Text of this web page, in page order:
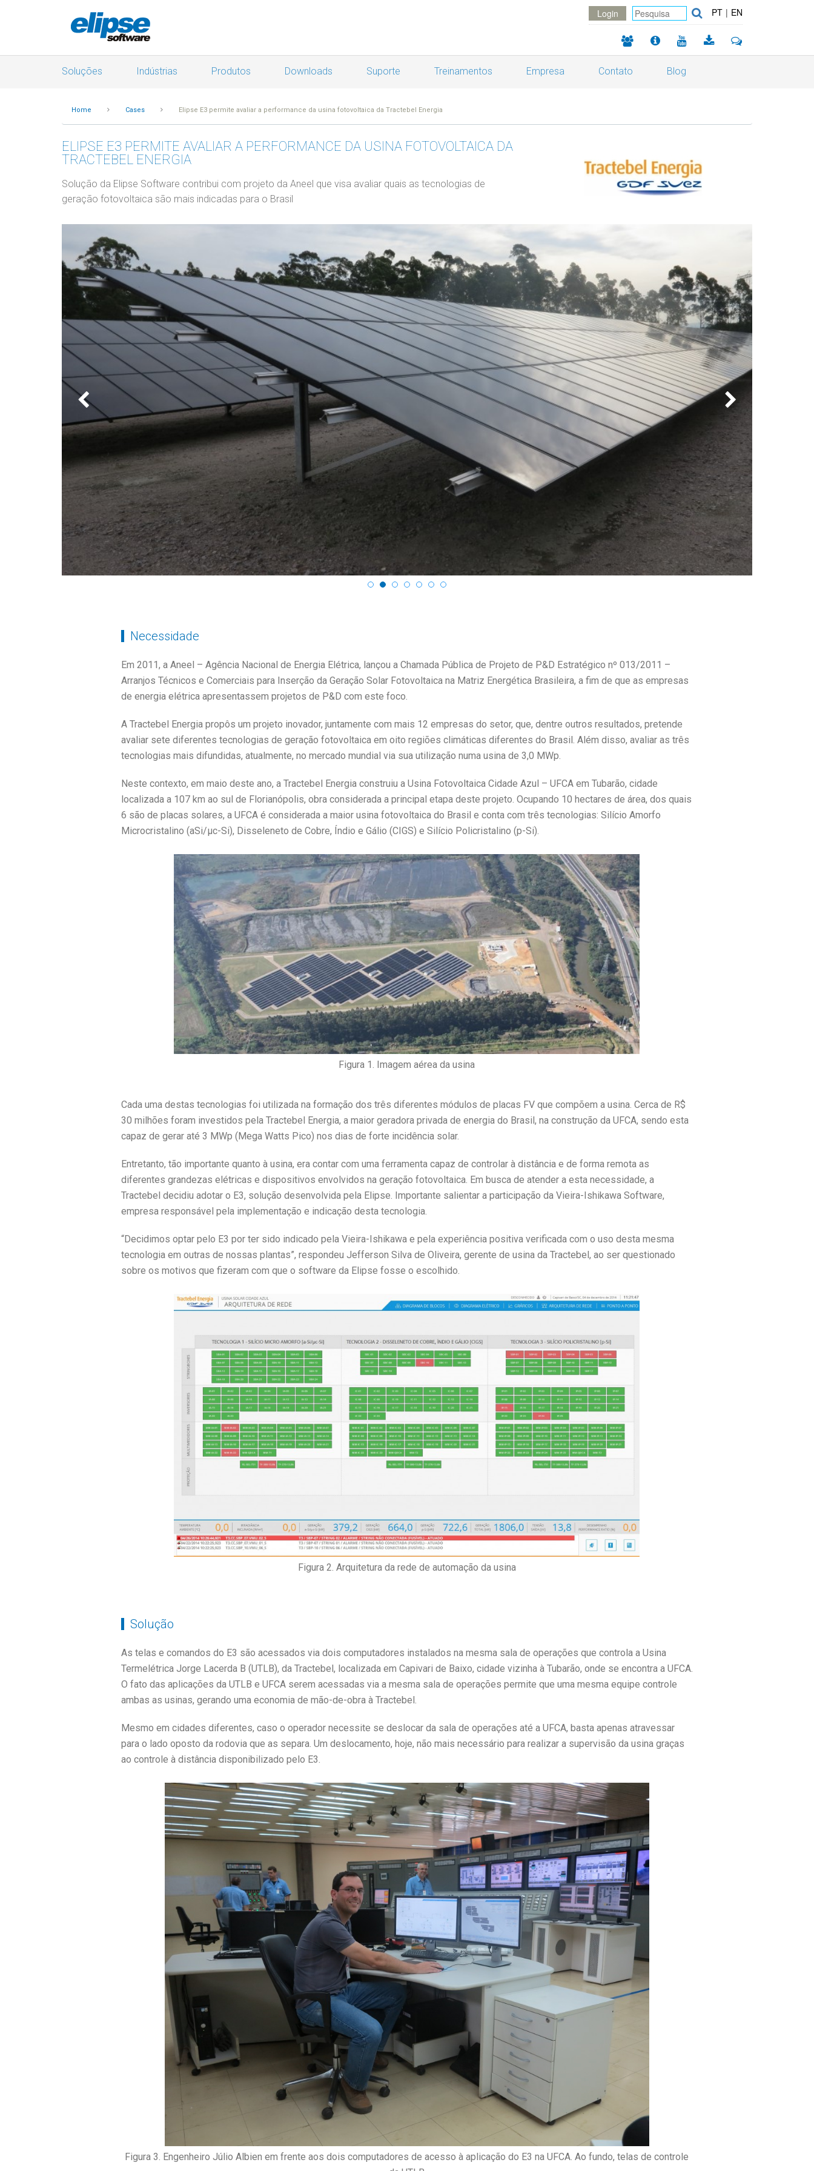
Login PT | EN
Soluções Indústrias Produtos Downloads Suporte Treinamentos Empresa Contato Blog
Home Cases Elipse E3 permite avaliar a performance da usina fotovoltaica da Tractebel Energia
ELIPSE E3 PERMITE AVALIAR A PERFORMANCE DA USINA FOTOVOLTAICA DA
TRACTEBEL ENERGIA
Solução da Elipse Software contribui com projeto da Aneel que visa avaliar quais as tecnologias de
geração fotovoltaica são mais indicadas para o Brasil
Necessidade
Em 2011, a Aneel – Agência Nacional de Energia Elétrica, lançou a Chamada Pública de Projeto de P&D Estratégico nº 013/2011 –
Arranjos Técnicos e Comerciais para Inserção da Geração Solar Fotovoltaica na Matriz Energética Brasileira, a fim de que as empresas
de energia elétrica apresentassem projetos de P&D com este foco.
A Tractebel Energia propôs um projeto inovador, juntamente com mais 12 empresas do setor, que, dentre outros resultados, pretende
avaliar sete diferentes tecnologias de geração fotovoltaica em oito regiões climáticas diferentes do Brasil. Além disso, avaliar as três
tecnologias mais difundidas, atualmente, no mercado mundial via sua utilização numa usina de 3,0 MWp.
Neste contexto, em maio deste ano, a Tractebel Energia construiu a Usina Fotovoltaica Cidade Azul – UFCA em Tubarão, cidade
localizada a 107 km ao sul de Florianópolis, obra considerada a principal etapa deste projeto. Ocupando 10 hectares de área, dos quais
6 são de placas solares, a UFCA é considerada a maior usina fotovoltaica do Brasil e conta com três tecnologias: Silício Amorfo
Microcristalino (aSi/µc-Si), Disseleneto de Cobre, Índio e Gálio (CIGS) e Silício Policristalino (p-Si).
Figura 1. Imagem aérea da usina
Cada uma destas tecnologias foi utilizada na formação dos três diferentes módulos de placas FV que compõem a usina. Cerca de R$
30 milhões foram investidos pela Tractebel Energia, a maior geradora privada de energia do Brasil, na construção da UFCA, sendo esta
capaz de gerar até 3 MWp (Mega Watts Pico) nos dias de forte incidência solar.
Entretanto, tão importante quanto à usina, era contar com uma ferramenta capaz de controlar à distância e de forma remota as
diferentes grandezas elétricas e dispositivos envolvidos na geração fotovoltaica. Em busca de atender a esta necessidade, a
Tractebel decidiu adotar o E3, solução desenvolvida pela Elipse. Importante salientar a participação da Vieira-Ishikawa Software,
empresa responsável pela implementação e indicação desta tecnologia.
“Decidimos optar pelo E3 por ter sido indicado pela Vieira-Ishikawa e pela experiência positiva verificada com o uso desta mesma
tecnologia em outras de nossas plantas”, respondeu Jefferson Silva de Oliveira, gerente de usina da Tractebel, ao ser questionado
sobre os motivos que fizeram com que o software da Elipse fosse o escolhido.
Figura 2. Arquitetura da rede de automação da usina
Solução
As telas e comandos do E3 são acessados via dois computadores instalados na mesma sala de operações que controla a Usina
Termelétrica Jorge Lacerda B (UTLB), da Tractebel, localizada em Capivari de Baixo, cidade vizinha à Tubarão, onde se encontra a UFCA.
O fato das aplicações da UTLB e UFCA serem acessadas via a mesma sala de operações permite que uma mesma equipe controle
ambas as usinas, gerando uma economia de mão-de-obra à Tractebel.
Mesmo em cidades diferentes, caso o operador necessite se deslocar da sala de operações até a UFCA, basta apenas atravessar
para o lado oposto da rodovia que as separa. Um deslocamento, hoje, não mais necessário para realizar a supervisão da usina graças
ao controle à distância disponibilizado pelo E3.
Figura 3. Engenheiro Júlio Albien em frente aos dois computadores de acesso à aplicação do E3 na UFCA. Ao fundo, telas de controle